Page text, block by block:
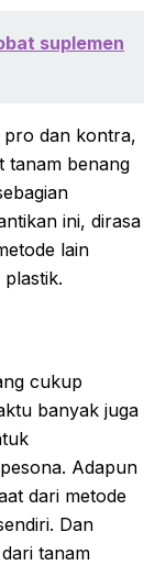
suplemen
pro dan kontra,
tanam benang
ini, dirasa
lain
cukup
banyak juga
Adapun
dari metode
Dan
tanam